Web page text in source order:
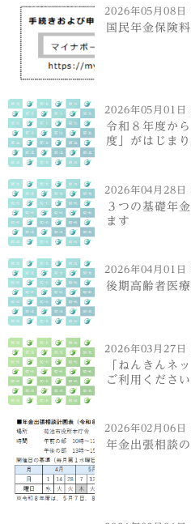
2026年05月08日
国民年金保険
2026年05月01日
令和８年度か
度」がはじま
2026年04月28日
３つの基礎年
ます
2026年04月01日
後期高齢者医
2026年03月27日
「ねんきんネ
ご利用ください
2026年02月06日
年金出張相談